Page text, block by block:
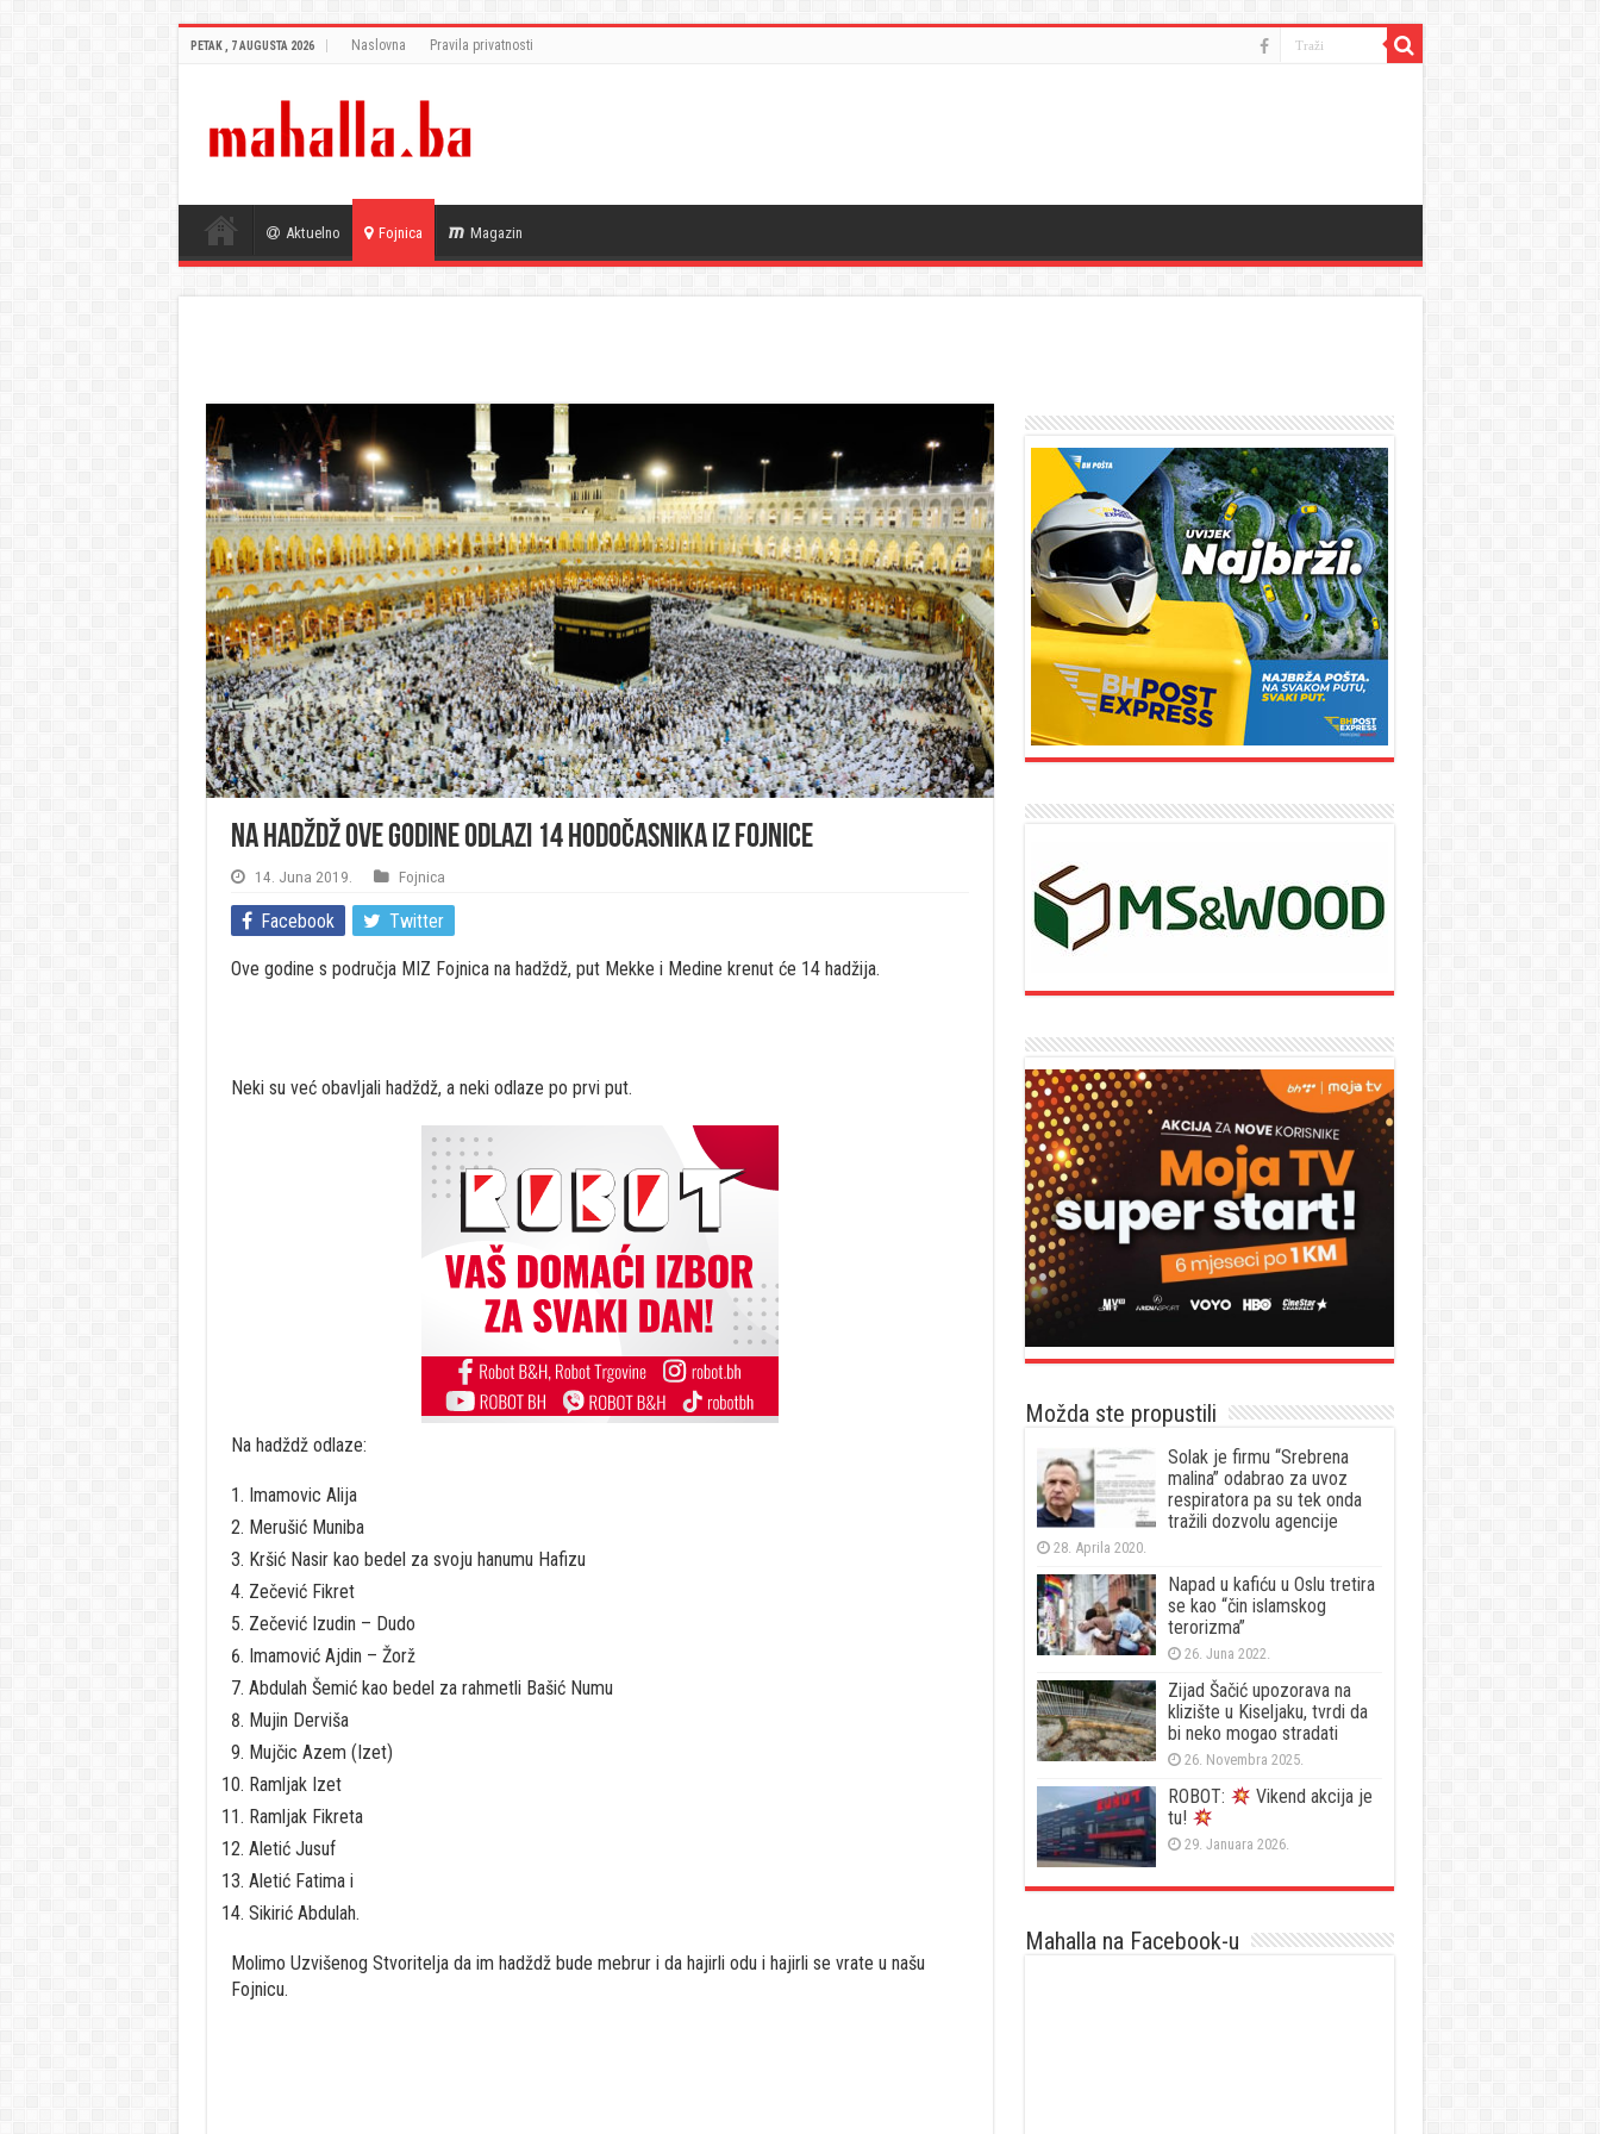
PETAK , 7 AUGUSTA 2026 Naslovna Pravila privatnosti
Aktuelno Fojnica Magazin
Na hadždž ove godine odlazi 14 hodočasnika iz Fojnice
14. Juna 2019. Fojnica
Facebook Twitter
Ove godine s područja MIZ Fojnica na hadždž, put Mekke i Medine krenut će 14 hadžija.
Neki su već obavljali hadždž, a neki odlaze po prvi put.
Na hadždž odlaze:
Imamovic Alija
Merušić Muniba
Kršić Nasir kao bedel za svoju hanumu Hafizu
Zečević Fikret
Zečević Izudin – Dudo
Imamović Ajdin – Žorž
Abdulah Šemić kao bedel za rahmetli Bašić Numu
Mujin Derviša
Mujčic Azem (Izet)
Ramljak Izet
Ramljak Fikreta
Aletić Jusuf
Aletić Fatima i
Sikirić Abdulah.
Molimo Uzvišenog Stvoritelja da im hadždž bude mebrur i da hajirli odu i hajirli se vrate u našu
Fojnicu.
Možda ste propustili
Solak je firmu “Srebrena
malina” odabrao za uvoz
respiratora pa su tek onda
tražili dozvolu agencije
28. Aprila 2020.
Napad u kafiću u Oslu tretira
se kao “čin islamskog
terorizma”
26. Juna 2022.
Zijad Šačić upozorava na
klizište u Kiseljaku, tvrdi da
bi neko mogao stradati
26. Novembra 2025.
ROBOT:
Vikend akcija je
tu!
29. Januara 2026.
Mahalla na Facebook-u